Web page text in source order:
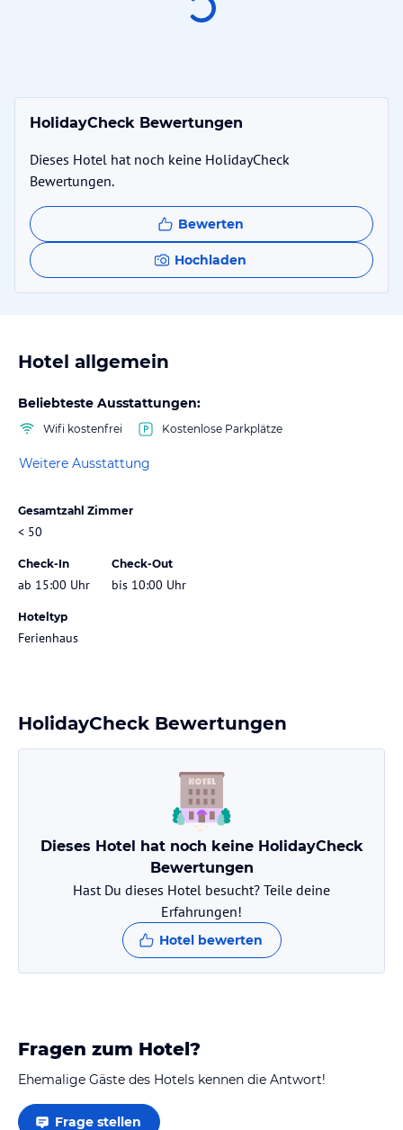
HolidayCheck Bewertungen
Dieses Hotel hat noch keine HolidayCheck
Bewertungen.
Bewerten
Hochladen
Hotel allgemein
Beliebteste Ausstattungen:
Wifi kostenfrei Kostenlose Parkplätze
Weitere Ausstattung
Gesamtzahl Zimmer
< 50
Check-In
ab 15:00 Uhr
Check-Out
bis 10:00 Uhr
Hoteltyp
Ferienhaus
HolidayCheck Bewertungen
Dieses Hotel hat noch keine HolidayCheck
Bewertungen
Hast Du dieses Hotel besucht? Teile deine
Erfahrungen!
Hotel bewerten
Fragen zum Hotel?
Ehemalige Gäste des Hotels kennen die Antwort!
Frage stellen